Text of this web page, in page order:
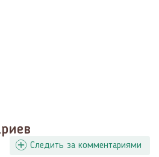
Следить за комментариями